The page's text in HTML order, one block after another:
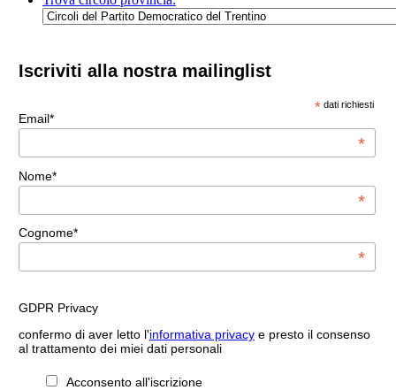
Iscriviti alla nostra mailinglist
* dati richiesti
Email*
*
Nome*
*
Cognome*
*
GDPR Privacy
confermo di aver letto l'informativa privacye presto il consenso
al trattamento dei miei dati personali
Acconsento all'iscrizione